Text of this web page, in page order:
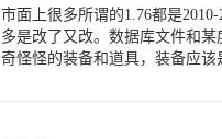
市面上很多所谓的1.76都是
多是改了又改。数据库文件和
奇怪怪的装备和道具，装备应